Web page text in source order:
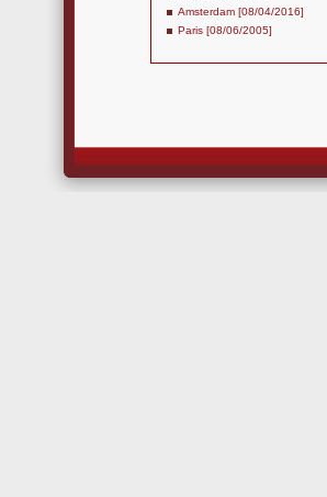
Amsterdam [08/04/2016]
Paris [08/06/2005]